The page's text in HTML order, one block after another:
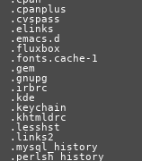
.cpanplus
.cvspass
.elinks
.emacs.d
.fluxbox
.fonts.cache-1
.gem
.gnupg
.irbrc
.kde
.keychain
.khtmldrc
.lesshst
.links2
.mysql_history
.perlsh_history